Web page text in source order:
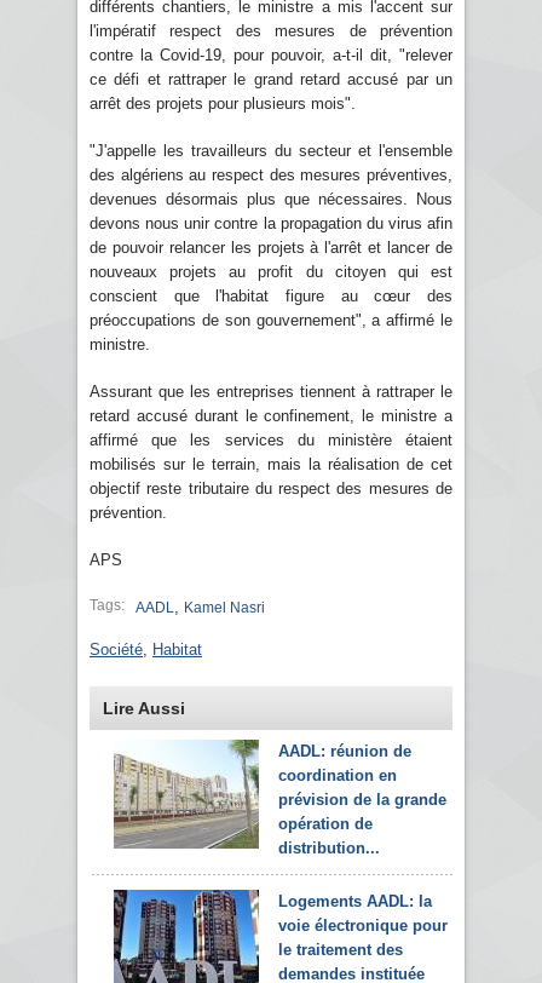
différents chantiers, le ministre a mis l'accent sur
l'impératif respect des mesures de prévention
contre la Covid-19, pour pouvoir, a-t-il dit, "relever
ce défi et rattraper le grand retard accusé par un
arrêt des projets pour plusieurs mois".
"J'appelle les travailleurs du secteur et l'ensemble
des algériens au respect des mesures préventives,
devenues désormais plus que nécessaires. Nous
devons nous unir contre la propagation du virus afin
de pouvoir relancer les projets à l'arrêt et lancer de
nouveaux projets au profit du citoyen qui est
conscient que l'habitat figure au cœur des
préoccupations de son gouvernement", a affirmé le
ministre.
Assurant que les entreprises tiennent à rattraper le
retard accusé durant le confinement, le ministre a
affirmé que les services du ministère étaient
mobilisés sur le terrain, mais la réalisation de cet
objectif reste tributaire du respect des mesures de
prévention.
APS
Tags: AADL Kamel Nasri
Société Habitat
Lire Aussi
AADL: réunion de
coordination en
prévision de la grande
opération de
distribution...
Logements AADL: la
voie électronique pour
le traitement des
demandes instituée